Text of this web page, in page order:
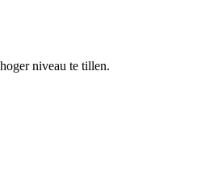
niveau te tillen.